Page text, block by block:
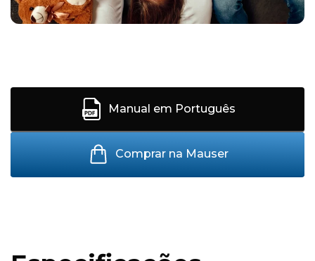
Manual em Português
Comprar na Mauser